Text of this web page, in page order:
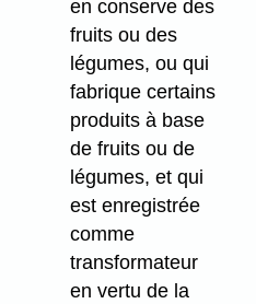
en conserve des
fruits ou des
légumes, ou qui
fabrique certains
produits à base
de fruits ou de
légumes, et qui
est enregistrée
comme
transformateur
en vertu de la